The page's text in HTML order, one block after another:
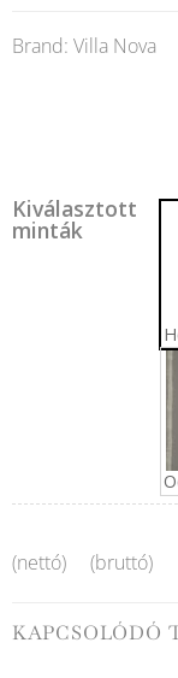
Brand: Villa Nova
Kiválasztott
minták
(nettó) (bruttó)
KAPCSOLÓDÓ